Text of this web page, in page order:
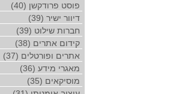
פוסט פרודקשן (40)
דיוור ישיר (39)
חברות שילוט (39)
קידום אתרים (38)
אתרים ופורטלים (37)
מאגרי מידע (36)
מוסיקאים (35)